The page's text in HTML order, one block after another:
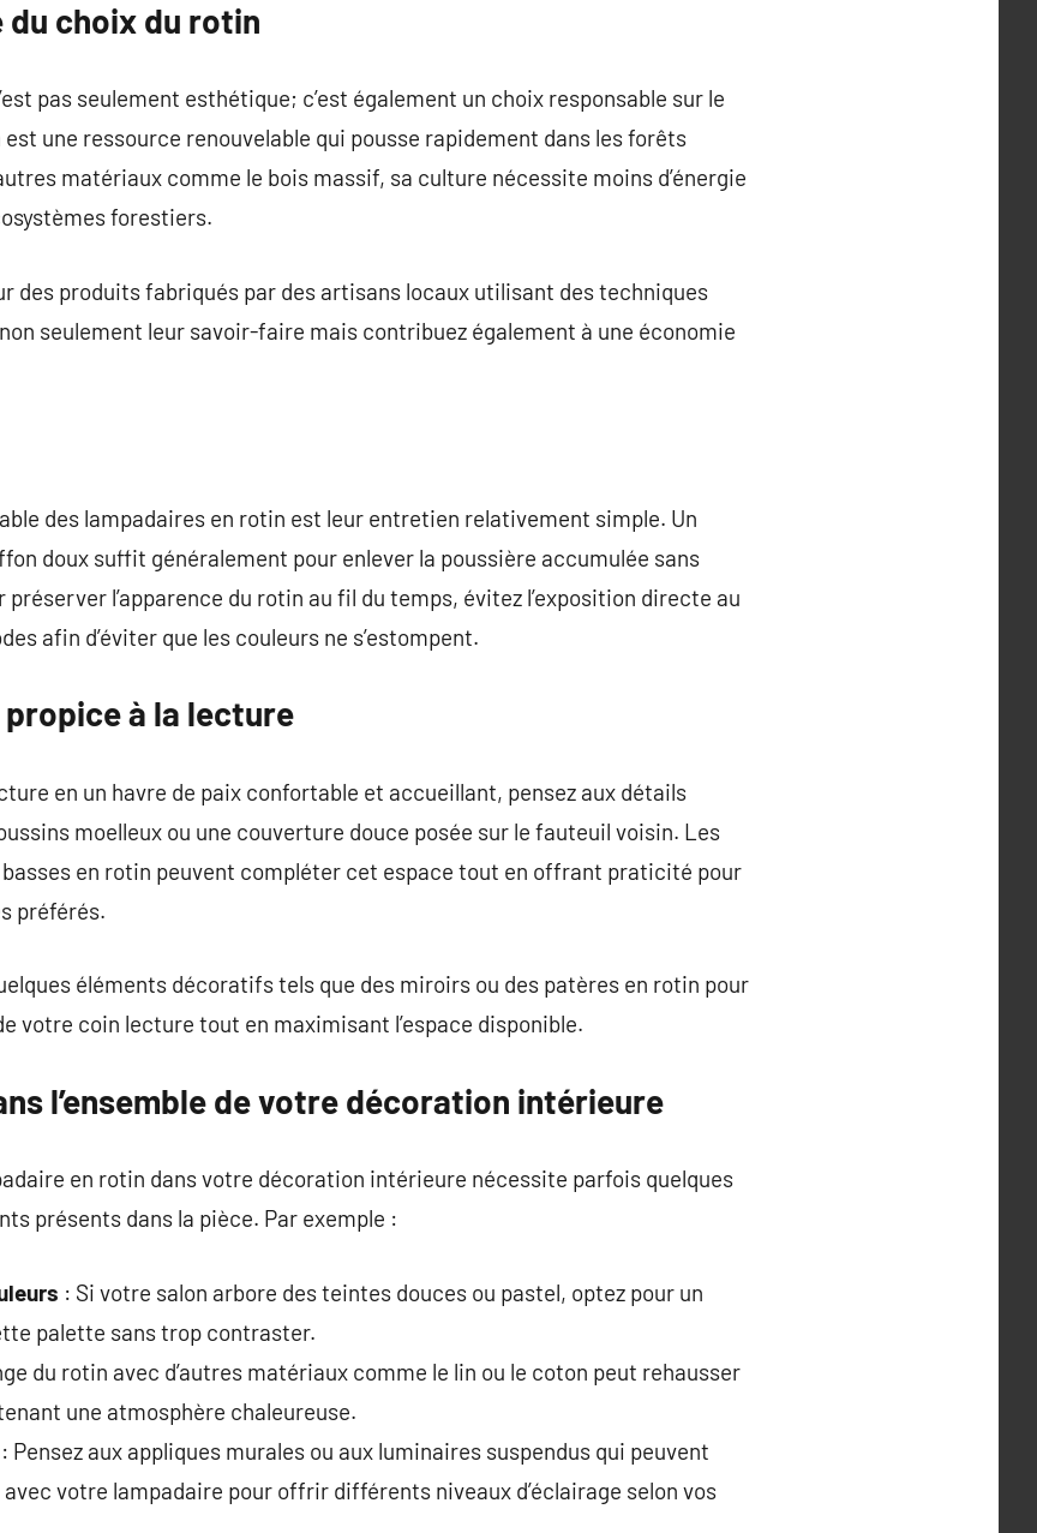
du choix du rotin
pas seulement esthétique; c’est également un choix responsable sur le
une ressource renouvelable qui pousse rapidement dans les forêts
matériaux comme le bois massif, sa culture nécessite moins d’énergie
forestiers.
des produits fabriqués par des artisans locaux utilisant des techniques
seulement leur savoir-faire mais contribuez également à une économie
des lampadaires en rotin est leur entretien relativement simple. Un
doux suffit généralement pour enlever la poussière accumulée sans
l’apparence du rotin au fil du temps, évitez l’exposition directe au
afin d’éviter que les couleurs ne s’estompent.
à la lecture
en un havre de paix confortable et accueillant, pensez aux détails
moelleux ou une couverture douce posée sur le fauteuil voisin. Les
en rotin peuvent compléter cet espace tout en offrant praticité pour
préférés.
éléments décoratifs tels que des miroirs ou des patères en rotin pour
votre coin lecture tout en maximisant l’espace disponible.
l’ensemble de votre décoration intérieure
en rotin dans votre décoration intérieure nécessite parfois quelques
présents dans la pièce. Par exemple :
: Si votre salon arbore des teintes douces ou pastel, optez pour un
palette sans trop contraster.
du rotin avec d’autres matériaux comme le lin ou le coton peut rehausser
une atmosphère chaleureuse.
Pensez aux appliques murales ou aux luminaires suspendus qui peuvent
votre lampadaire pour offrir différents niveaux d’éclairage selon vos